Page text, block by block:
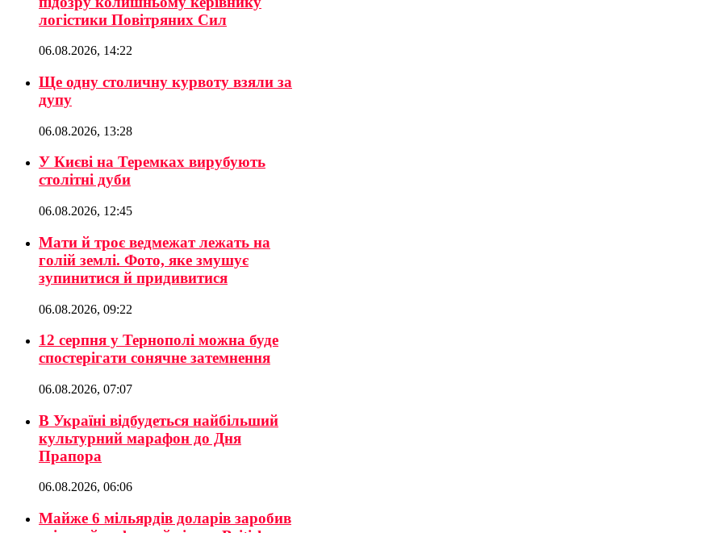
логістики Повітряних Сил
06.08.2026, 14:22
Ще одну столичну курвоту взяли за
дупу
06.08.2026, 13:28
У Києві на Теремках вирубують
столітні дуби
06.08.2026, 12:45
Мати й троє ведмежат лежать на
голій землі. Фото, яке змушує
зупинитися й придивитися
06.08.2026, 09:22
12 серпня у Тернополі можна буде
спостерігати сонячне затемнення
06.08.2026, 07:07
В Україні відбудеться найбільший
культурний марафон до Дня
Прапора
06.08.2026, 06:06
Майже 6 мільярдів доларів заробив